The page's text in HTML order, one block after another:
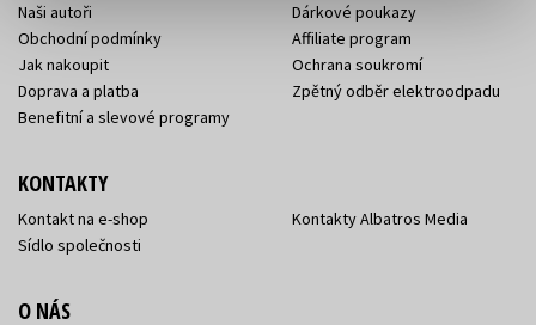
Naši autoři
Obchodní podmínky
Jak nakoupit
Doprava a platba
Benefitní a slevové programy
Dárkové poukazy
Affiliate program
Ochrana soukromí
Zpětný odběr elektroodpadu
KONTAKTY
Kontakt na e-shop
Sídlo společnosti
Kontakty Albatros Media
O NÁS